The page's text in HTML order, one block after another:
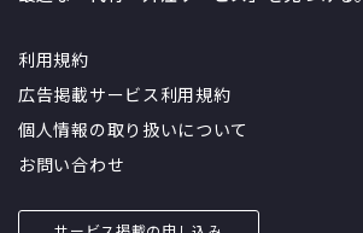
利用規約
広告掲載サービス利用規約
個人情報の取り扱いについて
お問い合わせ